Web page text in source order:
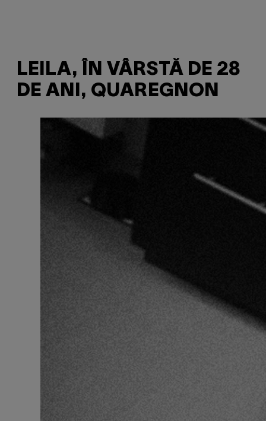
LEILA, ÎN VÂRSTĂ DE 28
DE ANI, QUAREGNON